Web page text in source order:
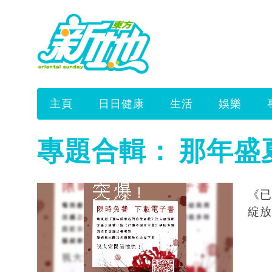
主頁 日日健康 生活 娛樂
專題合輯： 那年盛
《
綻